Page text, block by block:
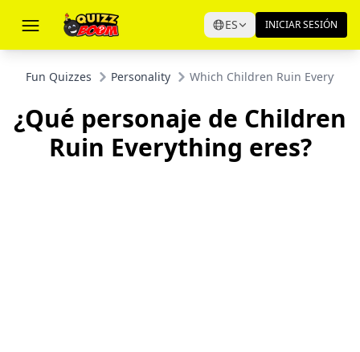
ES INICIAR SESIÓN
Fun Quizzes Personality Which Children Ruin
¿Qué personaje de Children
Ruin Everything eres?